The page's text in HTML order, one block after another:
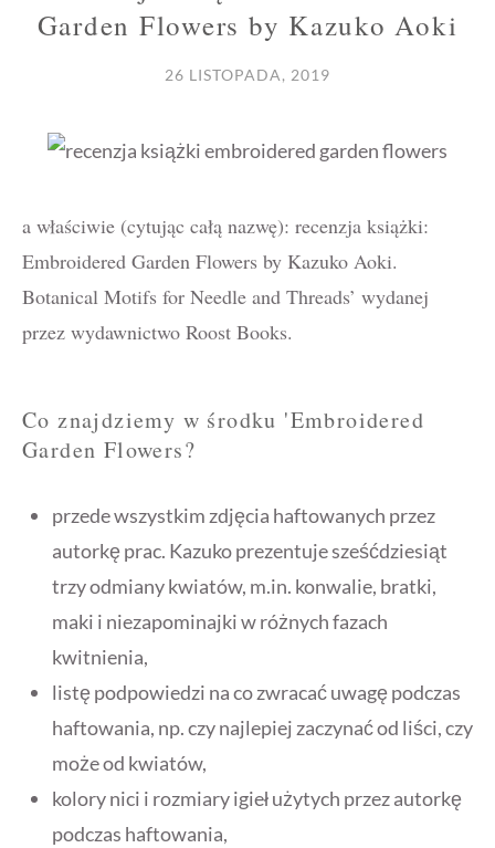
Garden Flowers by Kazuko Aoki
26 LISTOPADA, 2019
a właściwie (cytując całą nazwę): recenzja książki:
Embroidered Garden Flowers by Kazuko Aoki.
Botanical Motifs for Needle and Threads’ wydanej
przez wydawnictwo Roost Books.
Co znajdziemy w środku 'Embroidered
Garden Flowers?
przede wszystkim zdjęcia haftowanych przez
autorkę prac. Kazuko prezentuje sześćdziesiąt
trzy odmiany kwiatów, m.in. konwalie, bratki,
maki i niezapominajki w różnych fazach
kwitnienia,
listę podpowiedzi na co zwracać uwagę podczas
haftowania, np. czy najlepiej zaczynać od liści, czy
może od kwiatów,
kolory nici i rozmiary igieł użytych przez autorkę
podczas haftowania,